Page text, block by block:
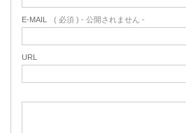
E-MAIL ( 必須 ) - 公開されません -
URL